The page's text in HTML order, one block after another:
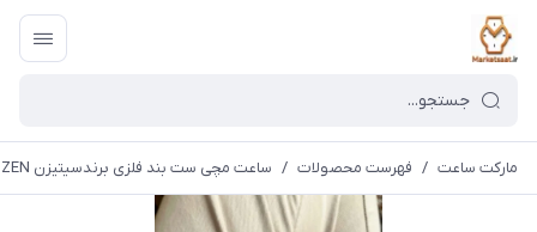
مارکت ساعت / فهرست محصولات / ساعت مچی ست بند فلزی برندسیتیزن CITIZEN (فروش به صورت تک وست)